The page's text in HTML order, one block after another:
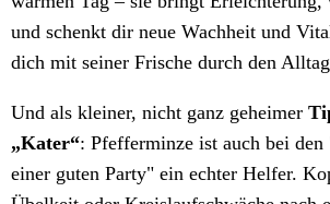
und schenkt dir neue Wachheit und
dich mit seiner Frische durch den
Und als kleiner, nicht ganz geheimer
„Kater“: Pfefferminze ist auch bei
einer guten Party" ein echter Helfer.